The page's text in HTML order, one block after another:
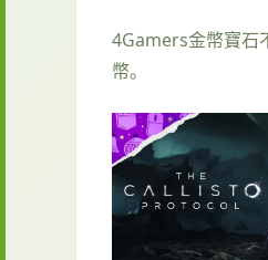
4Gamers金幣寶石
幣。